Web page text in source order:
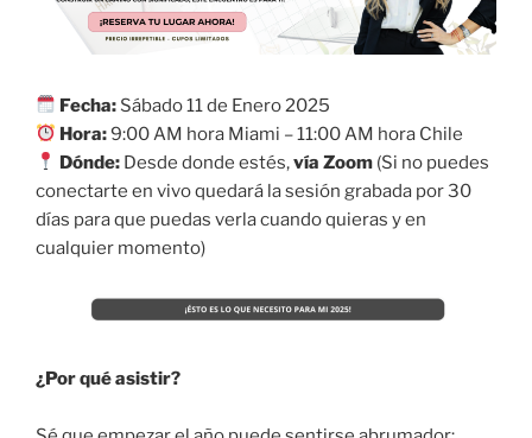
Fecha: Sábado 11 de Enero 2025
Hora:9:00 AM hora Miami – 11:00 AM hora Chile
Dónde: Desde donde estés,vía Zoom (Si no puedes
conectarte en vivo quedará la sesión grabada por 30
días para que puedas verla cuando quieras y en
cualquier momento)
¿Por qué asistir?